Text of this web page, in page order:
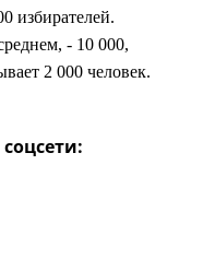
избирателей.
- 10 000,
2 000 человек.